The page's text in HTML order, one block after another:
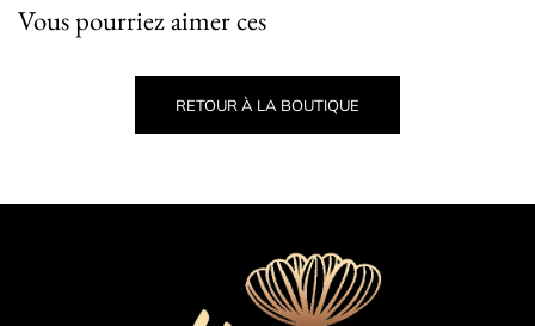
Vous pourriez aimer ces
RETOUR À LA BOUTIQUE